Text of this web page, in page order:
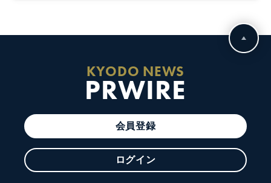
KYODO NEWS
PRWIRE
会員登録
ログイン